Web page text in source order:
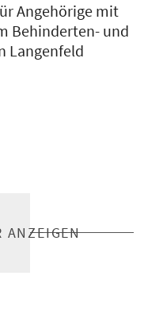
Angehörige mit
Behinderten- und
Langenfeld
ANZEIGEN